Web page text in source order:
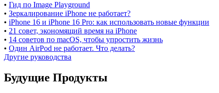
• Гид по Image Playground
• Зеркалирование iPhone не работает?
• iPhone 16 и iPhone 16 Pro: как использовать новые функции
• 21 совет, экономящий время на iPhone
• 14 советов по macOS, чтобы упростить жизнь
• Один AirPod не работает. Что делать?
Другие руководства
Будущие Продукты